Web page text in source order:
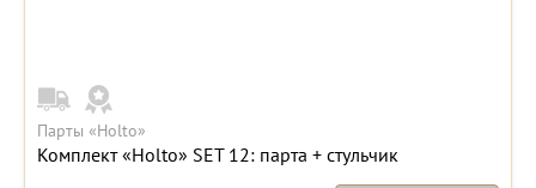
Парты «Holto»
Комплект «Holto» SET 12: парта + стульчик